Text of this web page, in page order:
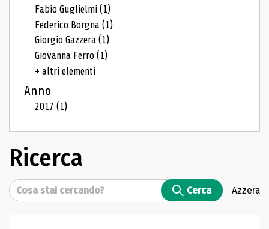
Fabio Guglielmi(1)
Federico Borgna(1)
Giorgio Gazzera(1)
Giovanna Ferro(1)
+ altri elementi
Anno
2017(1)
Ricerca
Cerca Cerca Azzera